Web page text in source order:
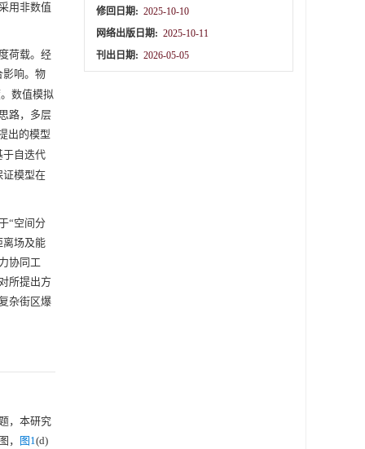
用非数值
荷载。经
影响。物
数值模拟
路，多层
出的模型
于自迭代
证模型在
“空间分
离场及能
协同工
所提出方
杂街区爆
，本研究
，
图1(d)
修回日期: 2025-10-10
网络出版日期: 2025-10-11
刊出日期: 2026-05-05